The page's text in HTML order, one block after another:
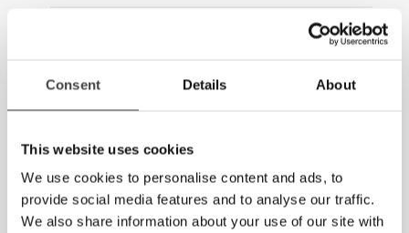
Consent Details About
This website uses cookies
We use cookies to personalise content and ads, to
provide social media features and to analyse our traffic.
We also share information about your use of our site with
2021
2020
2019